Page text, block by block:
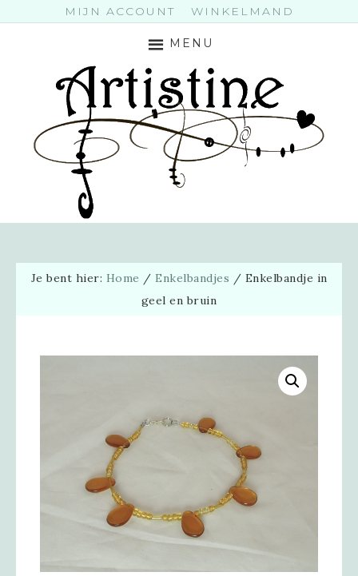
MIJN ACCOUNT WINKELMAND
MENU
Je bent hier: Home / Enkelbandjes / Enkelbandje in
geel en bruin